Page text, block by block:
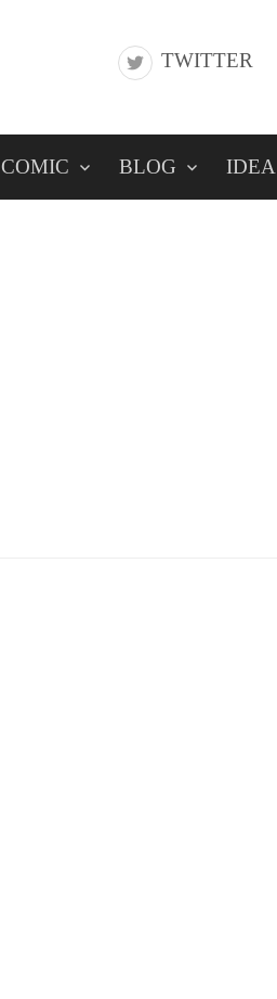
TWITTER
COMIC BLOG IDEA